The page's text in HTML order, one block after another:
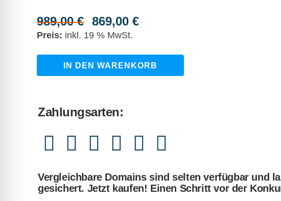
989,00€
Ursprünglicher
Preis
989,00 €
869,00 €Aktueller
869,00 €.
inkl. 19 % MwSt.
caravanmatratze.de
IN DEN WARENKORB
Zahlungsarten:
Vergleichbare Domains sind selten verfügbar und
gesichert. Jetzt kaufen! Einen Schritt vor der